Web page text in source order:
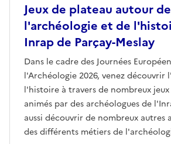
Jeux de plateau autour de
l'archéologie et de
Inrap de Parçay-Meslay
Dans le cadre des Journées
l'Archéologie 2026, venez découvrir
l'histoire à travers de nombreux
animés par des archéologues de
aussi découvrir de nombreux autres
des différents métiers de